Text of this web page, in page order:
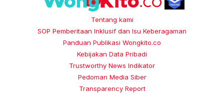
Tentang kami
SOP Pemberitaan Inklusif dan Isu Keberagaman
Panduan Publikasi Wongkito.co
Kebijakan Data Pribadi
Trustworthy News Indikator
Pedoman Media Siber
Transparency Report